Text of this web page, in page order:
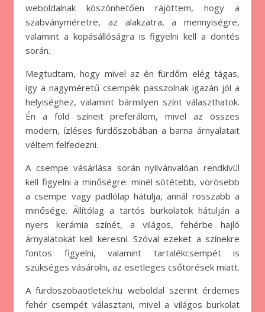
weboldalnak köszönhetően rájöttem, hogy a
szabványméretre, az alakzatra, a mennyiségre,
valamint a kopásállóságra is figyelni kell a döntés
során.
Megtudtam, hogy mivel az én fürdőm elég tágas,
így a nagyméretű csempék passzolnak igazán jól a
helyiséghez, valamint bármilyen színt választhatok.
Én a föld színeit preferálom, mivel az összes
modern, ízléses fürdőszobában a barna árnyalatait
véltem felfedezni.
A csempe vásárlása során nyilvánvalóan rendkívül
kell figyelni a minőségre: minél sötétebb, vörösebb
a csempe vagy padlólap hátulja, annál rosszabb a
minősége. Állítólag a tartós burkolatok hátulján a
nyers kerámia színét, a világos, fehérbe hajló
árnyalatokat kell keresni. Szóval ezeket a színekre
fontos figyelni, valamint tartalékcsempét is
szükséges vásárolni, az esetleges csőtörések miatt.
A furdoszobaotletek.hu weboldal szerint érdemes
fehér csempét választani, mivel a világos burkolat